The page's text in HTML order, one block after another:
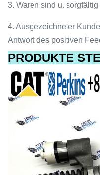
3. Waren sind u.
4. Ausgezeichneter
Antwort des positiven
PRODUKTE